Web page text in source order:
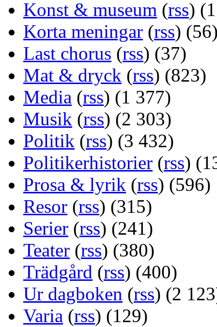
Konst & museum (rss)
Korta meningar (rss)
Last chorus (rss) (37)
Mat & dryck (rss) (823)
Media (rss) (1 377)
Musik (rss) (2 303)
Politik (rss) (3 432)
Politikerhistorier (rss)
Prosa & lyrik (rss) (596)
Resor (rss) (315)
Serier (rss) (241)
Teater (rss) (380)
Trädgård (rss) (400)
Ur dagboken (rss) (2
Varia (rss) (129)